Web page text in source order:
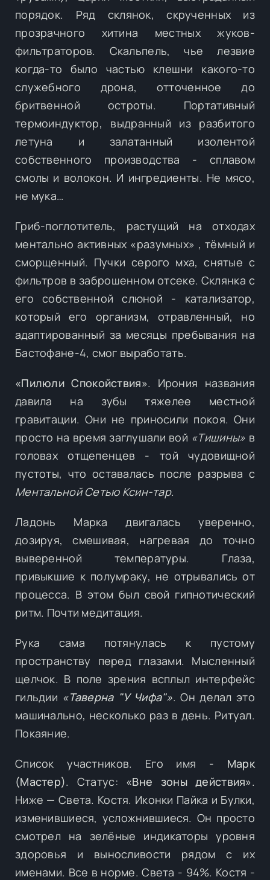
порядок. Ряд склянок, скрученных из
прозрачного хитина местных жуков-
фильтраторов. Скальпель, чье лезвие
когда-то было частью клешни какого-то
служебного дрона, отточенное до
бритвенной остроты. Портативный
термоиндуктор, выдранный из разбитого
летуна и залатанный изолентой
собственного производства - сплавом
смолы и волокон. И ингредиенты. Не мясо,
не мука…
Гриб-поглотитель, растущий на отходах
ментально активных «разумных» , тёмный и
сморщенный. Пучки серого мха, снятые с
фильтров в заброшенном отсеке. Склянка с
его собственной слюной - катализатор,
который его организм, отравленный, но
адаптированный за месяцы пребывания на
Бастофане-4, смог выработать.
«Пилюли Спокойствия». Ирония названия
давила на зубы тяжелее местной
гравитации. Они не приносили покоя. Они
просто на время заглушали вой «Тишины» в
головах отщепенцев - той чудовищной
пустоты, что оставалась после разрыва с
Ментальной Сетью Ксин-тар.
Ладонь Марка двигалась уверенно,
дозируя, смешивая, нагревая до точно
выверенной температуры. Глаза,
привыкшие к полумраку, не отрывались от
процесса. В этом был свой гипнотический
ритм. Почти медитация.
Рука сама потянулась к пустому
пространству перед глазами. Мысленный
щелчок. В поле зрения всплыл интерфейс
гильдии «Таверна "У Чифа"». Он делал это
машинально, несколько раз в день. Ритуал.
Покаяние.
Список участников. Его имя - Марк
(Мастер). Статус: «Вне зоны действия».
Ниже — Света. Костя. Иконки Пайка и Булки,
изменившиеся, усложнившиеся. Он просто
смотрел на зелёные индикаторы уровня
здоровья и выносливости рядом с их
именами. Все в норме. Света - 94%. Костя -